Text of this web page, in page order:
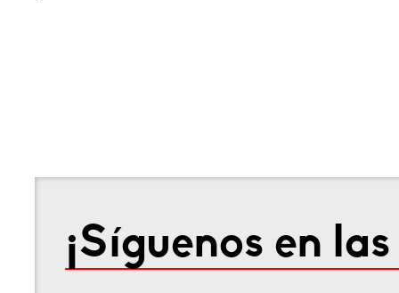
¡Síguenos en